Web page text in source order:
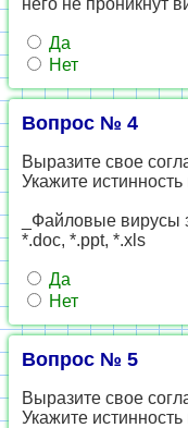
него не проникнут
Да
Нет
Вопрос № 4
Выразите свое
Укажите
_Файловые
*.doc, *.ppt, *.xls
Да
Нет
Вопрос № 5
Выразите свое
Укажите